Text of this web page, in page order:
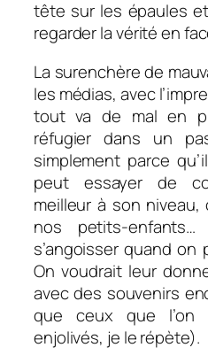
tête sur les épaules
regarder la vérité en
La surenchère de
les médias, avec
tout va de mal en
réfugier dans un
simplement parce
peut essayer de
meilleur à son niveau,
nos petits-
s’angoisser quand on
On voudrait leur
avec des souvenirs
que ceux que l’on
enjolivés, je le répète).